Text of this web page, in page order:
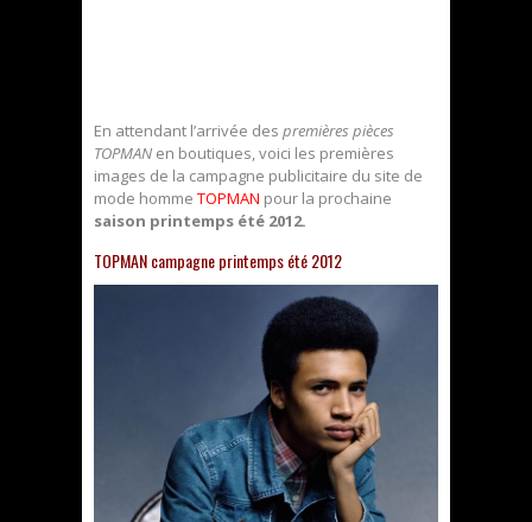
En attendant l’arrivée des premières pièces
TOPMAN en boutiques, voici les premières
images de la campagne publicitaire du site de
mode homme TOPMAN pour la prochaine
saison printemps été 2012.
TOPMAN campagne printemps été 2012